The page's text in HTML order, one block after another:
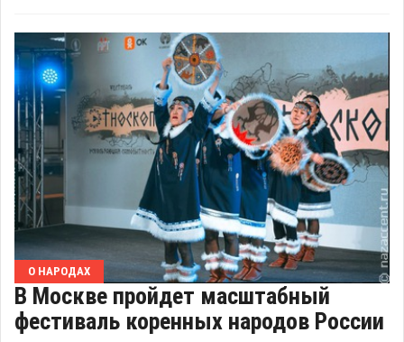
О НАРОДАХ
В Москве пройдет масштабный
фестиваль коренных народов России